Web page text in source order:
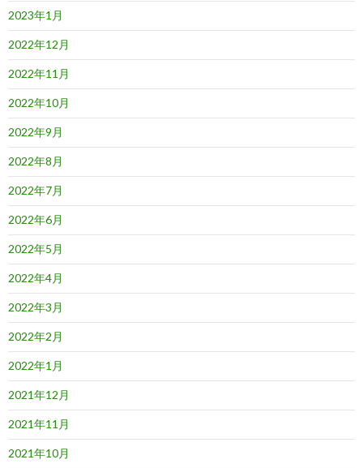
2023年1月
2022年12月
2022年11月
2022年10月
2022年9月
2022年8月
2022年7月
2022年6月
2022年5月
2022年4月
2022年3月
2022年2月
2022年1月
2021年12月
2021年11月
2021年10月